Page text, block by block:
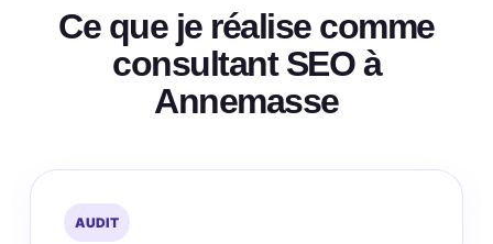
Ce que je réalise comme
consultant SEO à
Annemasse
AUDIT